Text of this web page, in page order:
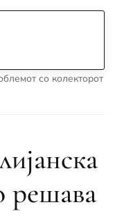
со колекторот
решава